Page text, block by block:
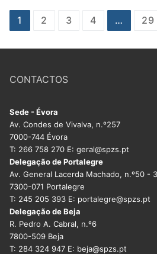
Paginação
1 2 3 4 … 29
CONTACTOS
Sede - Évora
Av. Condes de Vivalva, n.º257
7000-744 Évora
T: 266 758 270 E: geral@spzs.pt
Delegação de Portalegre
Av. General Lacerda Machado, n.º50 -
7300-071 Portalegre
T: 245 205 393 E: portalegre@spzs.pt
Delegação de Beja
R. Pedro A. Cabral, n.º6
7800-509 Beja
T: 284 324 947 E: beja@spzs.pt